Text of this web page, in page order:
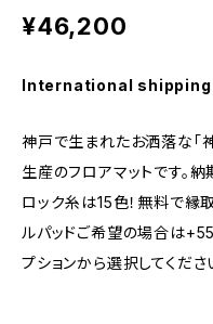
¥46,200
International
神戸で生まれたお洒落な「
生産のフロアマットです。納
ロック糸は15色！無料で縁
ルパッドご希望の場合は
プションから選択してくださ